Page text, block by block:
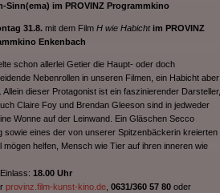
Sinn(ema) im PROVINZ Programmkino
31.8.mit dem FilmH wie Habichtim PROVINZ
Enkenbach
schon allerlei Getier die Haupt- oder doch
Nebenrollen in unseren Filmen, ein Habicht aber
Allein dieser Protagonist ist ein faszinierender Darsteller,
Claire Foy und Brendan Gleeson sind in jedweder
Wonne auf der Leinwand. Ein Gläschen Secco
sowie eines der von unserer Spitzenbäckerin kreierten
mögen helfen, Mensch wie Tier auf ihren inneren wie
18.00 Uhr
provinz.film-kunst-kino.de, 0631/360 57 80oder